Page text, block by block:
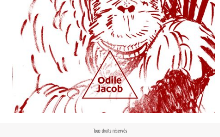
Tous droits réservés